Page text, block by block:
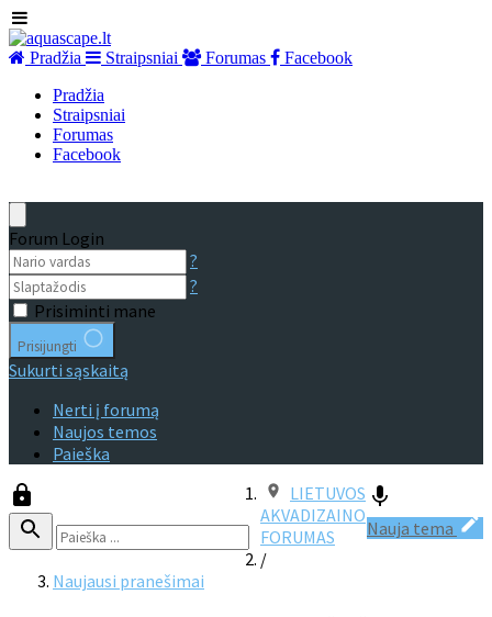
Pradžia Straipsniai Forumas
Facebook
Pradžia
Straipsniai
Forumas
Facebook
Forum Login
?
?
Prisiminti mane
Prisijungti
Sukurti sąskaitą
Nerti į forumą
Naujos temos
Paieška
Nauja tema
LIETUVOS
AKVADIZAINO
FORUMAS
/
Naujausi pranešimai